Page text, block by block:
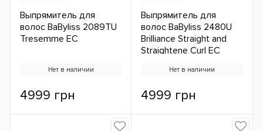
Выпрямитель для
волос BaByliss 2089TU
Tresemme ЕС
Нет в наличии
4999 грн
Выпрямитель для
волос BaByliss 2480U
Brilliance Straight and
Straightene Curl ЕС
Нет в наличии
4999 грн